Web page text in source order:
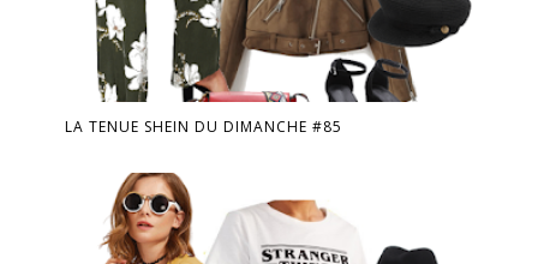
LA TENUE SHEIN DU DIMANCHE #85